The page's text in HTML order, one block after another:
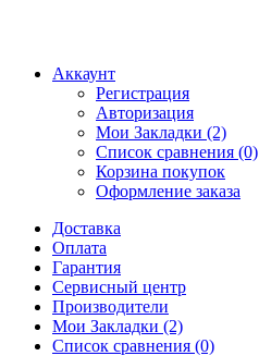
Аккаунт
Регистрация
Авторизация
Мои Закладки (2)
Список сравнения (0)
Корзина покупок
Оформление заказа
Доставка
Оплата
Гарантия
Сервисный центр
Производители
Мои Закладки (2)
Список сравнения (0)